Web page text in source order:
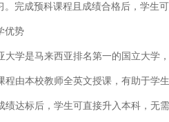
。完成预科课程且成绩合格后，学生
优势
大学是马来西亚排名第一的国立大学
程由本校教师全英文授课，有助于学
绩达标后，学生可直接升入本科，无